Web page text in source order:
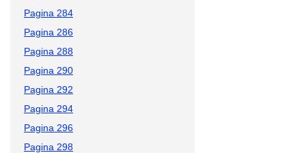
Pagina 284
Pagina 286
Pagina 288
Pagina 290
Pagina 292
Pagina 294
Pagina 296
Pagina 298